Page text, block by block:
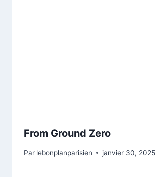
From Ground Zero
Par lebonplanparisien janvier 30, 2025